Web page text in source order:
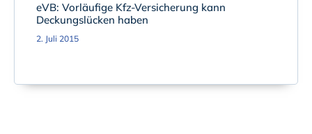
eVB: Vorläufige Kfz-Versicherung kann
Deckungslücken haben
2. Juli 2015